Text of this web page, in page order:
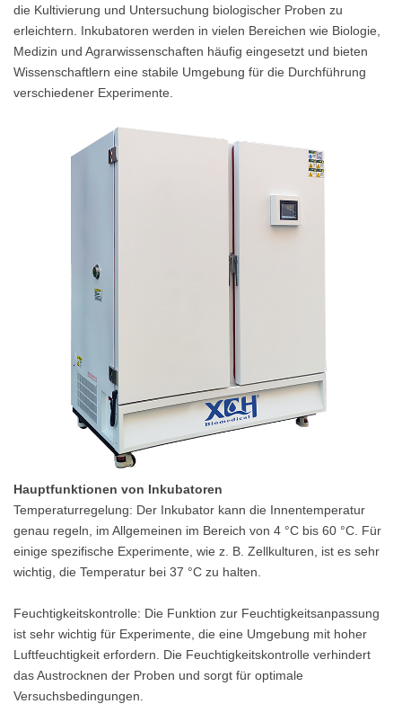
die Kultivierung und Untersuchung biologischer Proben zu
erleichtern. Inkubatoren werden in vielen Bereichen wie Biologie,
Medizin und Agrarwissenschaften häufig eingesetzt und bieten
Wissenschaftlern eine stabile Umgebung für die Durchführung
verschiedener Experimente.
Hauptfunktionen von Inkubatoren
Temperaturregelung: Der Inkubator kann die Innentemperatur
genau regeln, im Allgemeinen im Bereich von 4 °C bis 60 °C. Für
einige spezifische Experimente, wie z. B. Zellkulturen, ist es sehr
wichtig, die Temperatur bei 37 °C zu halten.
Feuchtigkeitskontrolle: Die Funktion zur Feuchtigkeitsanpassung
ist sehr wichtig für Experimente, die eine Umgebung mit hoher
Luftfeuchtigkeit erfordern. Die Feuchtigkeitskontrolle verhindert
das Austrocknen der Proben und sorgt für optimale
Versuchsbedingungen.